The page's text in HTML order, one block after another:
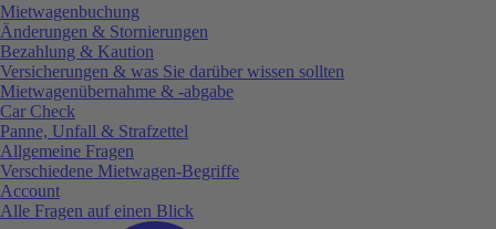
Mietwagenbuchung
Änderungen & Stornierungen
Bezahlung & Kaution
Versicherungen & was Sie darüber wissen sollten
Mietwagenübernahme & -abgabe
Car Check
Panne, Unfall & Strafzettel
Allgemeine Fragen
Verschiedene Mietwagen-Begriffe
Account
Alle Fragen auf einen Blick